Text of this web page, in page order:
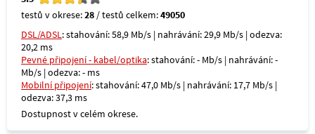
testů v okrese:28 / testů celkem:49050
DSL/ADSL: stahování: 58,9 Mb/s | nahrávání: 29,9 Mb/s | odezva:
20,2 ms
Pevné připojení - kabel/optika: stahování: - Mb/s | nahrávání: -
Mb/s | odezva: - ms
Mobilní připojení: stahování: 47,0 Mb/s | nahrávání: 17,7 Mb/s |
odezva: 37,3 ms
Dostupnost v celém okrese.